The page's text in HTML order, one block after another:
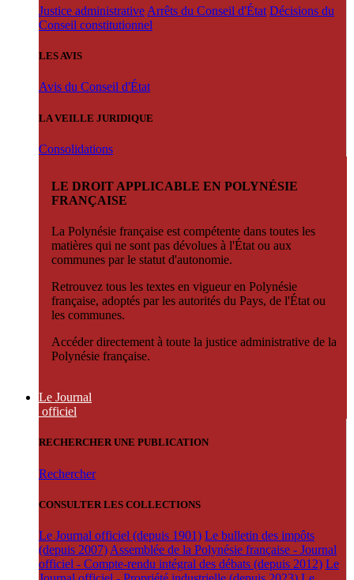
Justice administrative Arrêts du Conseil d'État Décisions du
Conseil constitutionnel
LES AVIS
Avis du Conseil d'État
LA VEILLE JURIDIQUE
Consolidations
LE DROIT APPLICABLE EN POLYNÉSIE
FRANÇAISE
La Polynésie française est compétente dans toutes les
matières qui ne sont pas dévolues à l'État ou aux
communes par le statut d'autonomie.
Retrouvez tous les textes en vigueur en Polynésie
française, adoptés par les autorités du Pays, de l'État ou
les communes.
Accéder directement à toute la justice administrative de la
Polynésie française.
Le Journal
officiel
RECHERCHER UNE PUBLICATION
Rechercher
CONSULTER LES COLLECTIONS
Le Journal officiel (depuis 1901) Le bulletin des impôts
(depuis 2007) Assemblée de la Polynésie française - Journal
officiel - Compte-rendu intégral des débats (depuis 2012) Le